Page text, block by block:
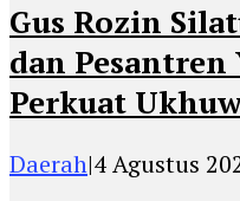
Gus Rozin
dan Pesantren
Perkuat
Daerah|4 Agustus